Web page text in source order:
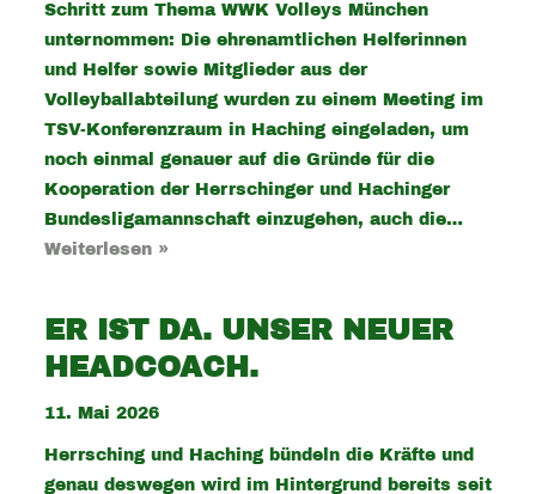
Schritt zum Thema WWK Volleys München
unternommen: Die ehrenamtlichen Helferinnen
und Helfer sowie Mitglieder aus der
Volleyballabteilung wurden zu einem Meeting im
TSV-Konferenzraum in Haching eingeladen, um
noch einmal genauer auf die Gründe für die
Kooperation der Herrschinger und Hachinger
Bundesligamannschaft einzugehen, auch die…
Weiterlesen »
ER IST DA. UNSER NEUER
HEADCOACH.
11. Mai 2026
Herrsching und Haching bündeln die Kräfte und
genau deswegen wird im Hintergrund bereits seit